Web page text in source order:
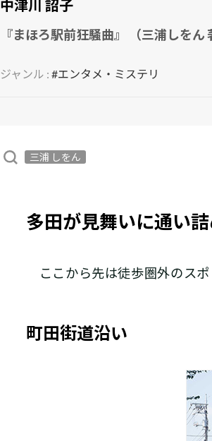
中津川 詔子
『まほろ駅前狂騒曲』 （三浦しをん
ジャンル : #エンタメ・ミステリ
三浦 しをん
多田が見舞いに通い
ここから先は徒歩圏外のスポ
町田街道沿い